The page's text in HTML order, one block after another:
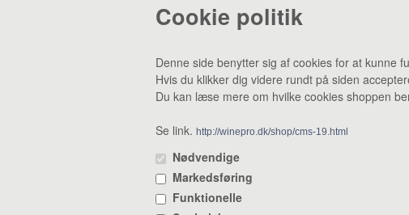
Cookie politik
Denne side benytter sig af cookies for at kunne
Hvis du klikker dig videre rundt på siden
Du kan læse mere om hvilke cookies shoppen
Se link. http://winepro.dk/shop/cms-19.html
Nødvendige
Markedsføring
Funktionelle